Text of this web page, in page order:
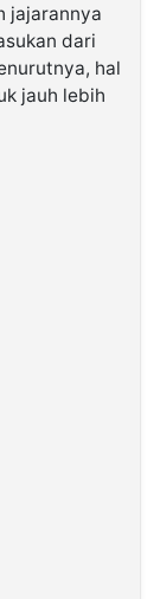
jajarannya
dari
hal
jauh lebih